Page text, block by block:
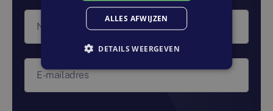
Naam
E-mailadres
ALLES AFWIJZEN
DETAILS WEERGEVEN